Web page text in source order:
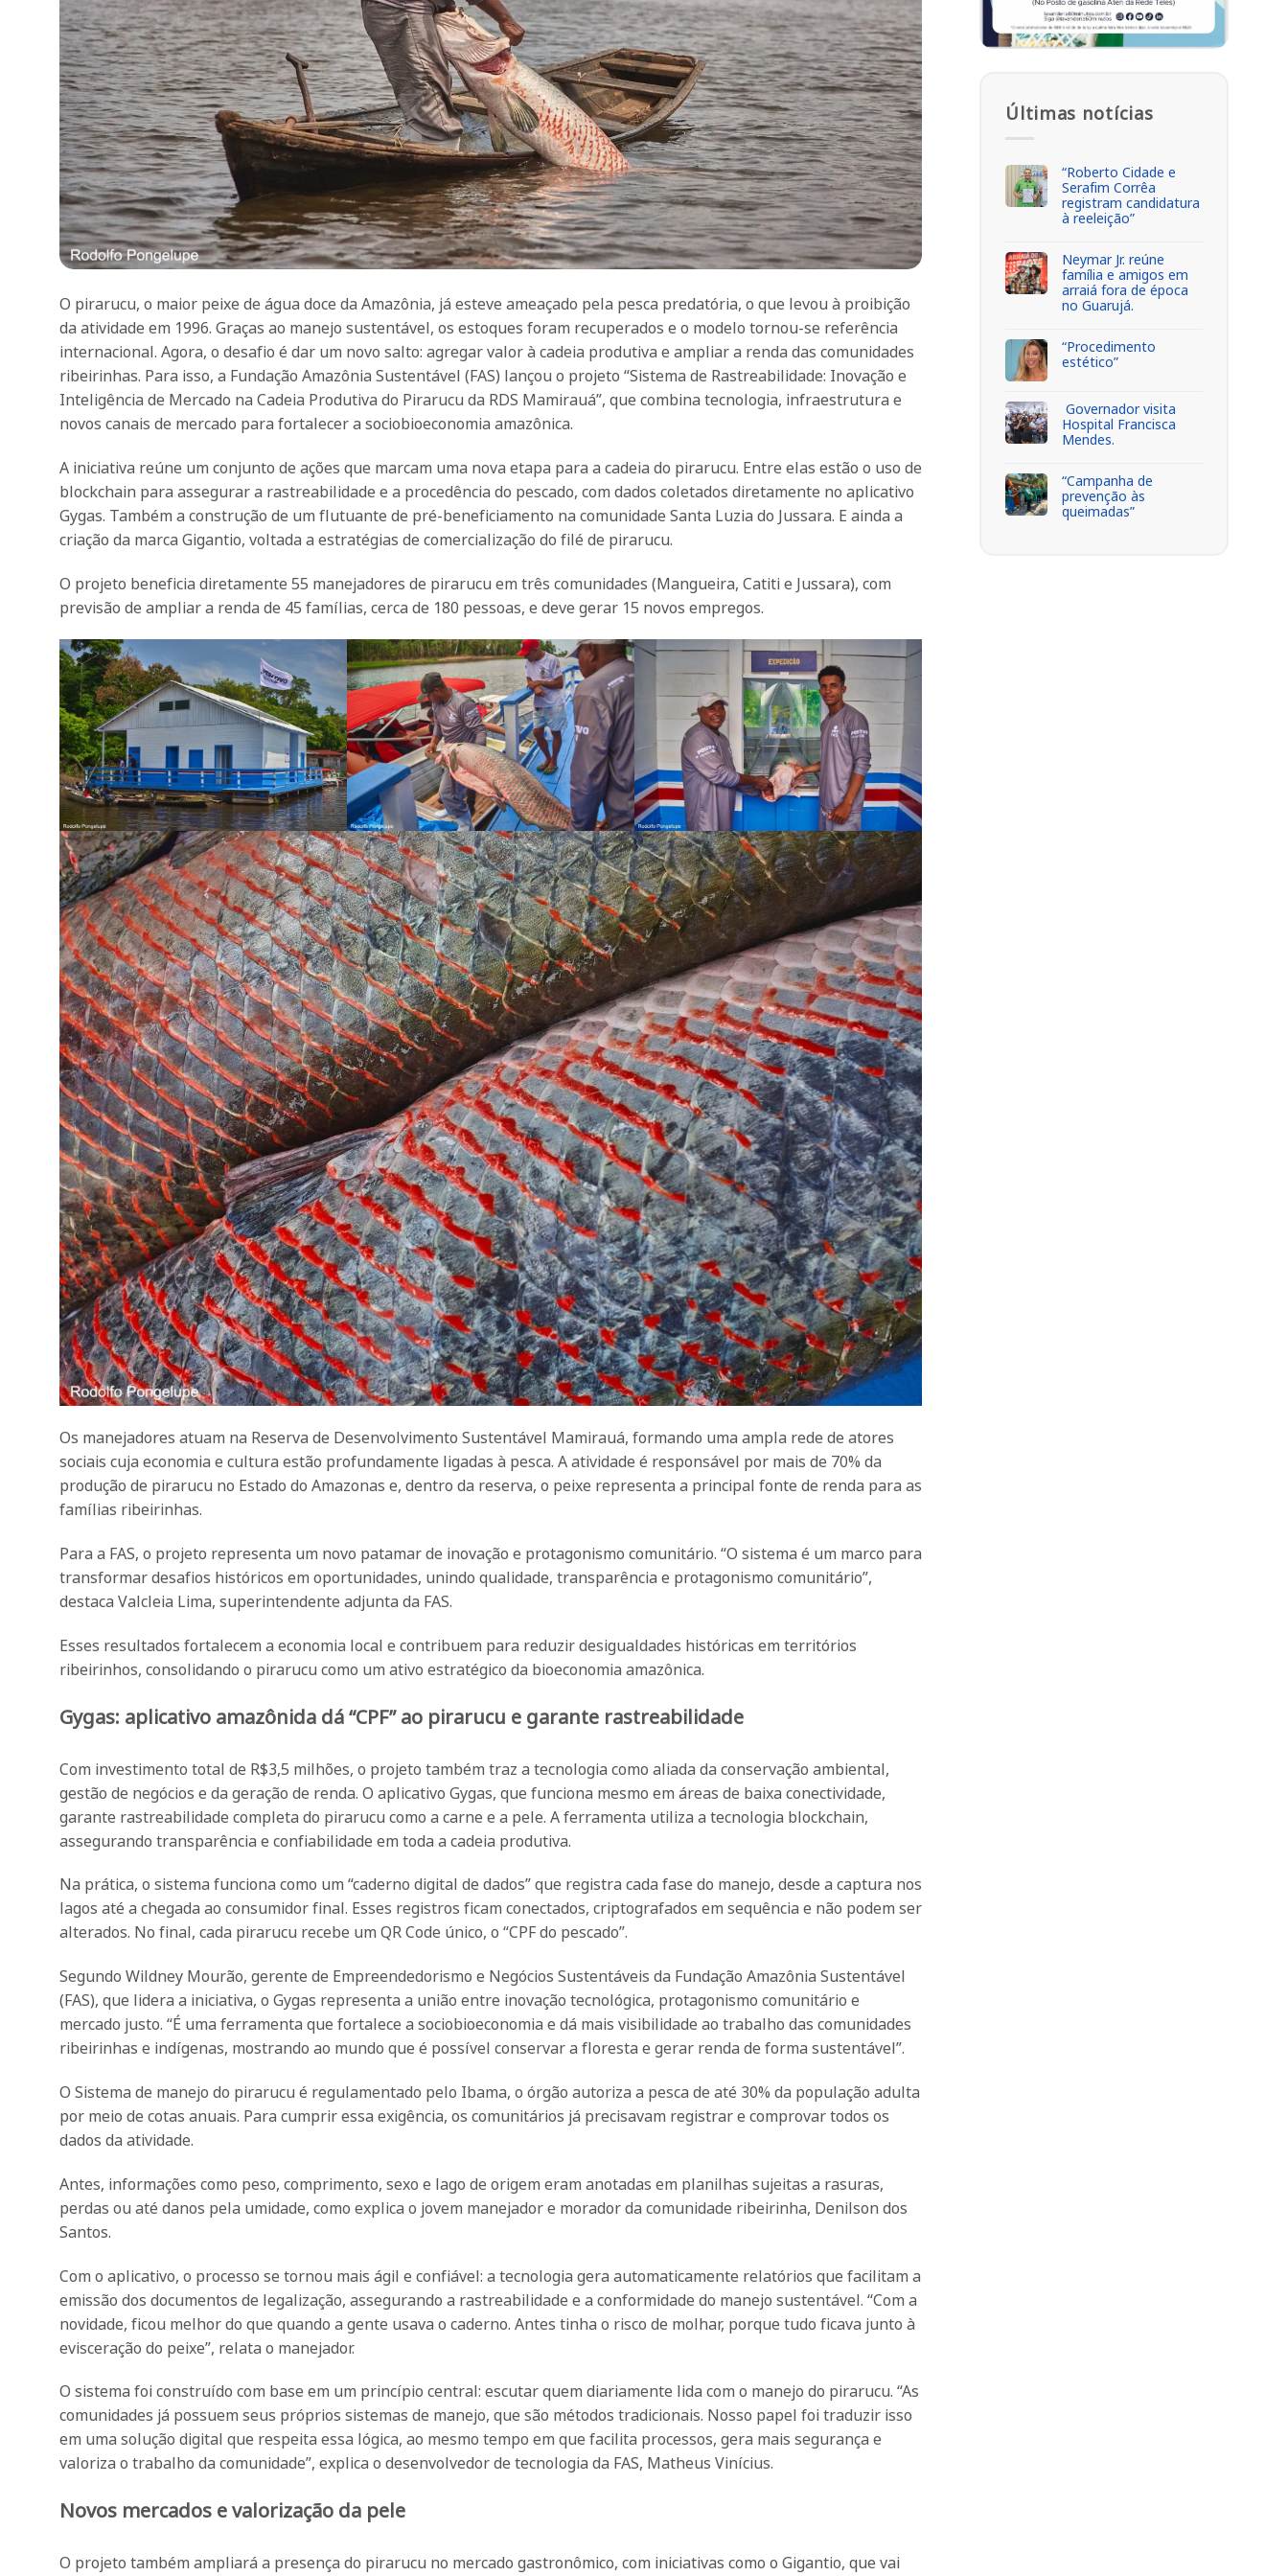
O pirarucu, o maior peixe de água doce da Amazônia, já esteve ameaçado pela pesca predatória, o que levou à proibição
da atividade em 1996. Graças ao manejo sustentável, os estoques foram recuperados e o modelo tornou-se referência
internacional. Agora, o desafio é dar um novo salto: agregar valor à cadeia produtiva e ampliar a renda das comunidades
ribeirinhas. Para isso, a Fundação Amazônia Sustentável (FAS) lançou o projeto “Sistema de Rastreabilidade: Inovação e
Inteligência de Mercado na Cadeia Produtiva do Pirarucu da RDS Mamirauá”, que combina tecnologia, infraestrutura e
novos canais de mercado para fortalecer a sociobioeconomia amazônica.
A iniciativa reúne um conjunto de ações que marcam uma nova etapa para a cadeia do pirarucu. Entre elas estão o uso de
blockchain para assegurar a rastreabilidade e a procedência do pescado, com dados coletados diretamente no aplicativo
Gygas. Também a construção de um flutuante de pré-beneficiamento na comunidade Santa Luzia do Jussara. E ainda a
criação da marca Gigantio, voltada a estratégias de comercialização do filé de pirarucu.
O projeto beneficia diretamente 55 manejadores de pirarucu em três comunidades (Mangueira, Catiti e Jussara), com
previsão de ampliar a renda de 45 famílias, cerca de 180 pessoas, e deve gerar 15 novos empregos.
Os manejadores atuam na Reserva de Desenvolvimento Sustentável Mamirauá, formando uma ampla rede de atores
sociais cuja economia e cultura estão profundamente ligadas à pesca. A atividade é responsável por mais de 70% da
produção de pirarucu no Estado do Amazonas e, dentro da reserva, o peixe representa a principal fonte de renda para as
famílias ribeirinhas.
Para a FAS, o projeto representa um novo patamar de inovação e protagonismo comunitário. “O sistema é um marco para
transformar desafios históricos em oportunidades, unindo qualidade, transparência e protagonismo comunitário”,
destaca Valcleia Lima, superintendente adjunta da FAS.
Esses resultados fortalecem a economia local e contribuem para reduzir desigualdades históricas em territórios
ribeirinhos, consolidando o pirarucu como um ativo estratégico da bioeconomia amazônica.
Gygas: aplicativo amazônida dá “CPF” ao pirarucu e garante rastreabilidade
Com investimento total de R$3,5 milhões, o projeto também traz a tecnologia como aliada da conservação ambiental,
gestão de negócios e da geração de renda. O aplicativo Gygas, que funciona mesmo em áreas de baixa conectividade,
garante rastreabilidade completa do pirarucu como a carne e a pele. A ferramenta utiliza a tecnologia blockchain,
assegurando transparência e confiabilidade em toda a cadeia produtiva.
Na prática, o sistema funciona como um “caderno digital de dados” que registra cada fase do manejo, desde a captura nos
lagos até a chegada ao consumidor final. Esses registros ficam conectados, criptografados em sequência e não podem ser
alterados. No final, cada pirarucu recebe um QR Code único, o “CPF do pescado”.
Segundo Wildney Mourão, gerente de Empreendedorismo e Negócios Sustentáveis da Fundação Amazônia Sustentável
(FAS), que lidera a iniciativa, o Gygas representa a união entre inovação tecnológica, protagonismo comunitário e
mercado justo. “É uma ferramenta que fortalece a sociobioeconomia e dá mais visibilidade ao trabalho das comunidades
ribeirinhas e indígenas, mostrando ao mundo que é possível conservar a floresta e gerar renda de forma sustentável”.
O Sistema de manejo do pirarucu é regulamentado pelo Ibama, o órgão autoriza a pesca de até 30% da população adulta
por meio de cotas anuais. Para cumprir essa exigência, os comunitários já precisavam registrar e comprovar todos os
dados da atividade.
Antes, informações como peso, comprimento, sexo e lago de origem eram anotadas em planilhas sujeitas a rasuras,
perdas ou até danos pela umidade, como explica o jovem manejador e morador da comunidade ribeirinha, Denilson dos
Santos.
Com o aplicativo, o processo se tornou mais ágil e confiável: a tecnologia gera automaticamente relatórios que facilitam a
emissão dos documentos de legalização, assegurando a rastreabilidade e a conformidade do manejo sustentável. “Com a
novidade, ficou melhor do que quando a gente usava o caderno. Antes tinha o risco de molhar, porque tudo ficava junto à
evisceração do peixe”, relata o manejador.
O sistema foi construído com base em um princípio central: escutar quem diariamente lida com o manejo do pirarucu. “As
comunidades já possuem seus próprios sistemas de manejo, que são métodos tradicionais. Nosso papel foi traduzir isso
em uma solução digital que respeita essa lógica, ao mesmo tempo em que facilita processos, gera mais segurança e
valoriza o trabalho da comunidade”, explica o desenvolvedor de tecnologia da FAS, Matheus Vinícius.
Novos mercados e valorização da pele
O projeto também ampliará a presença do pirarucu no mercado gastronômico, com iniciativas como o Gigantio, que vai
Últimas notícias
“Roberto Cidade e
Serafim Corrêa
registram candidatura
à reeleição”
Neymar Jr. reúne
família e amigos em
arraiá fora de época
no Guarujá.
“Procedimento
estético”
Governador visita
Hospital Francisca
Mendes.
“Campanha de
prevenção às
queimadas”